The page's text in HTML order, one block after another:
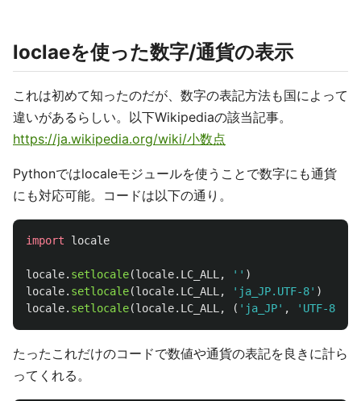
loclaeを使った数字/通貨の表示
これは初めて知ったのだが、数字の表記方法も国によって
違いがあるらしい。以下Wikipediaの該当記事。
https://ja.wikipedia.org/wiki/小数点
Pythonではlocaleモジュールを使うことで数字にも通貨
にも対応可能。コードは以下の通り。
import locale
locale. setlocale(locale. LC_ALL , '' )
locale. setlocale(locale. LC_ALL , ' ja_JP.UTF-8' )
locale. setlocale(locale. LC_ALL , ( ' ja_JP' , ' UTF-8
たったこれだけのコードで数値や通貨の表記を良きに計ら
ってくれる。